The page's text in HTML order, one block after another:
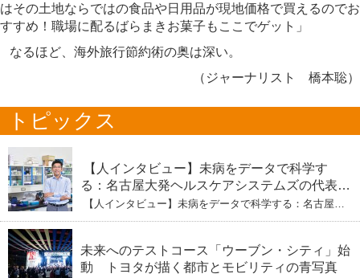
はその土地ならではの食品や日用品が現地価格で買えるのでお
すすめ！職場に配るばらまきお菓子もここでゲット」
なるほど、海外旅行節約術の奥は深い。
（ジャーナリスト 橋本聡）
トピックス
【人インタビュー】未病をデータで科学す
る：名古屋大発ヘルスケアシステムズの代表取
締役社長・瀧本陽介 【下】「人生80年の暇つ
ぶし」を着実に：理系ニートが挑むヘルスケア
【人インタビュー】未病をデータで科学する：名古屋大
挑むヘルスケア標準化と海外戦略
未来へのテストコース「ウーブン・シティ」始
動 トヨタが描く都市とモビリティの青写真